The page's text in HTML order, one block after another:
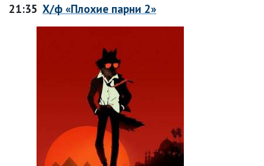
21:35 Х/ф «Плохие парни 2»